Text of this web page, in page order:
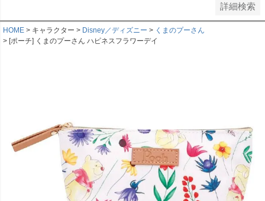
詳細検索
HOME キャラクター Disney／ディズニー
くまのプーさん
[ポーチ] くまのプーさん ハピネスフラワーデイ